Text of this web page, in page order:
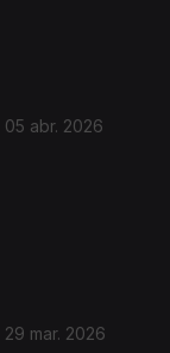
05 abr. 2026
29 mar. 2026